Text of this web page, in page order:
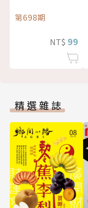
第698期
NT$ 99
精選雜誌